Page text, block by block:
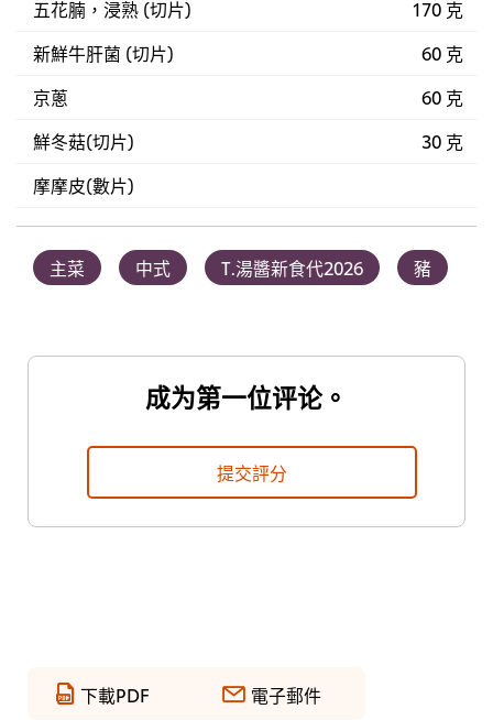
五花腩，浸熟 (切片)
170 克
新鮮牛肝菌 (切片)
60 克
京蔥
60 克
鮮冬菇(切片)
30 克
摩摩皮(數片)
主菜 中式 T.湯醬新食代2026 豬
成为第一位评论。
提交評分
下載PDF 電子郵件